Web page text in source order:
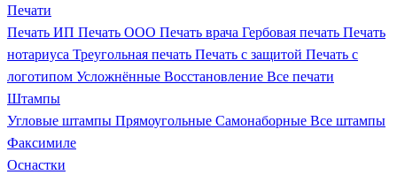
Печати
Печать ИП Печать ООО Печать врача Гербовая печать Печать
нотариуса Треугольная печать Печать с защитой Печать с
логотипом Усложнённые Восстановление Все печати
Штампы
Угловые штампы Прямоугольные Самонаборные Все штампы
Факсимиле
Оснастки